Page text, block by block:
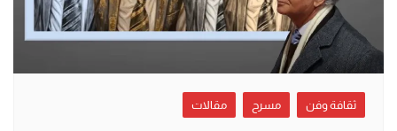
ثقافة وفن مسرح مقالات